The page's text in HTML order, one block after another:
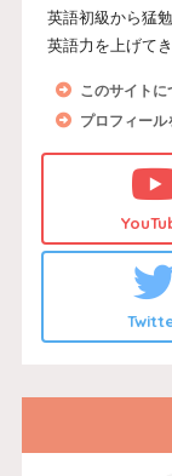
英語初級から猛
英語力を上げて
このサイトに
プロフィール